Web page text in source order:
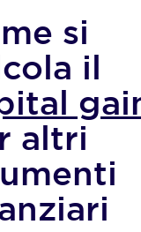
si
il
altri